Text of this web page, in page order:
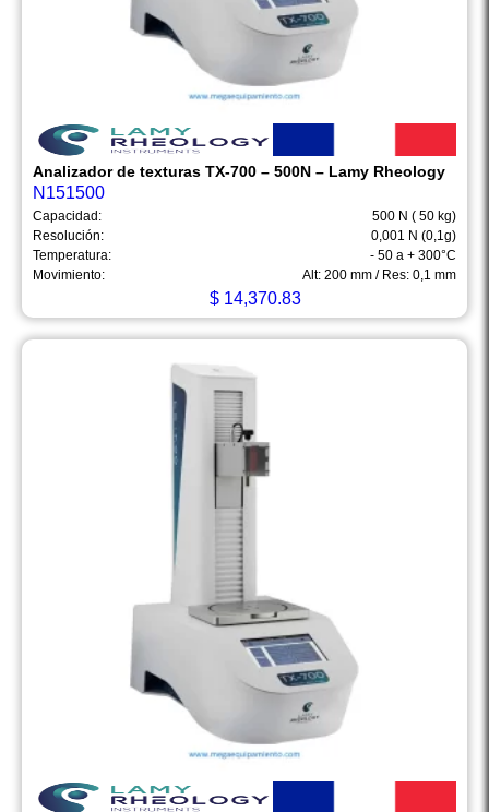
Analizador de texturas TX-700 – 500N – Lamy Rheology
N151500
Capacidad:
500 N ( 50 kg)
Resolución:
0,001 N (0,1g)
Temperatura:
- 50 a + 300°C
Movimiento:
Alt: 200 mm / Res: 0,1 mm
$ 14,370.83